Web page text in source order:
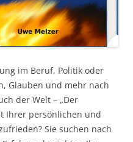
im Beruf, Politik oder
Glauben und mehr nach
der Welt – „Der
Ihrer persönlichen und
Sie suchen nach